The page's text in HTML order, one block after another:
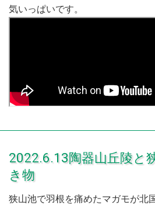
気いっぱいです。
2022.6.13陶器山丘陵と
き物
狭山池で羽根を痛めたマガモが北